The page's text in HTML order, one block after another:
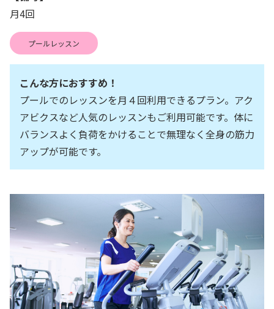
月4回
プールレッスン
こんな方におすすめ！
プールでのレッスンを月４回利用できるプラン。アク
アビクスなど人気のレッスンもご利用可能です。体に
バランスよく負荷をかけることで無理なく全身の筋力
アップが可能です。